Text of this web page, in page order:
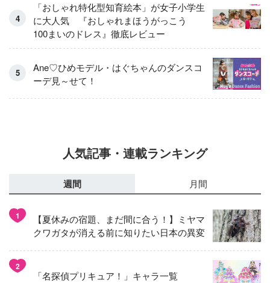
「おしゃれ特化型知育絵本」が女子小学生
に大人気 『おしゃれまほうがっこう
100まいのドレス』徹底レビュー
Ane♡ひめモデル・はぐちゃんのダンスコ
ーデ見～せて！
人気記事・連載ランキング
週間 月間
1
【夏休みの宿題、まだ間に合う！】ミヤマ
クワガタが消える前に知りたい日本の異変
2
「名探偵プリキュア！」キャラ一覧